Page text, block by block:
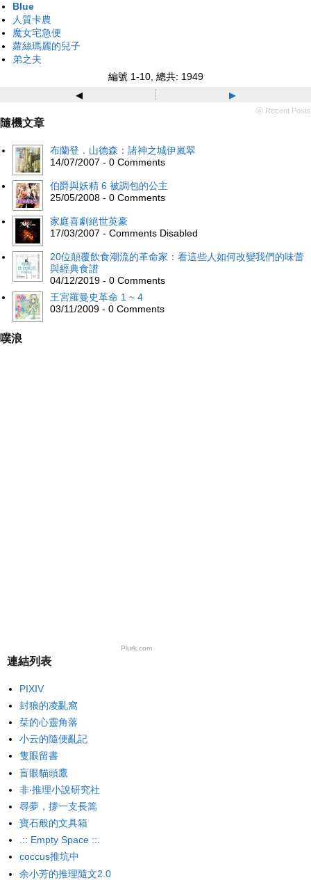
Blue
人質卡農
魔女宅急便
蘿絲瑪麗的兒子
弟之夫
編號 1-10, 總共: 1949
◂ ▸
ⓦ Recent Posts
隨機文章
布蘭登．山德森：諸神之城伊嵐翠
14/07/2007 - 0 Comments
伯爵與妖精 6 被調包的公主
25/05/2008 - 0 Comments
家庭喜劇絕世英豪
17/03/2007 - Comments Disabled
20位顛覆飲食潮流的革命家：看這些人如何改變我們的味蕾
與經典食譜
04/12/2019 - 0 Comments
王宮羅曼史革命 1 ~ 4
03/11/2009 - 0 Comments
噗浪
Plurk.com
連結列表
PIXIV
封狼的凌亂窩
栞的心靈角落
小云的隨便亂記
隻眼留書
盲眼貓頭鷹
非‧推理小說研究社
尋夢，撐一支長篙
寶石般的文具箱
.:: Empty Space ::.
coccus推坑中
余小芳的推理隨文2.0